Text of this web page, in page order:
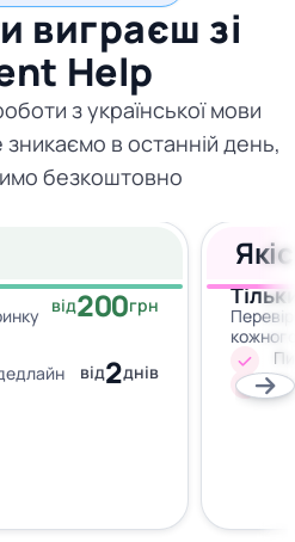
виграєш зі
Help
з української мови
зникаємо в останній день,
безкоштовно
від200грн
від2днів